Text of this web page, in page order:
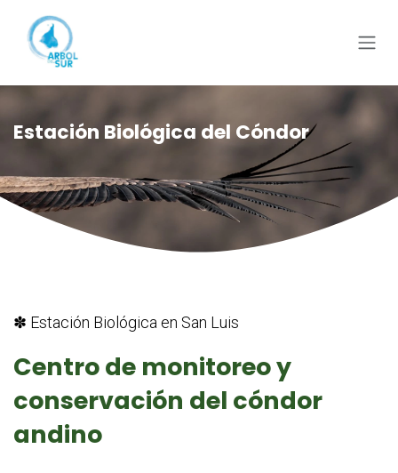
Estación Biológica del Cóndor
✽ Estación Biológica en San Luis
Centro de monitoreo y
conservación del cóndor
andino